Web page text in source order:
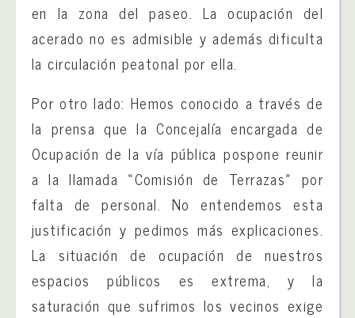
en la zona del paseo. La ocupación del
acerado no es admisible y además dificulta
la circulación peatonal por ella.
Por otro lado: Hemos conocido a través de
la prensa que la Concejalía encargada de
Ocupación de la vía pública pospone reunir
a la llamada «Comisión de Terrazas» por
falta de personal. No entendemos esta
justificación y pedimos más explicaciones.
La situación de ocupación de nuestros
espacios públicos es extrema, y la
saturación que sufrimos los vecinos exige